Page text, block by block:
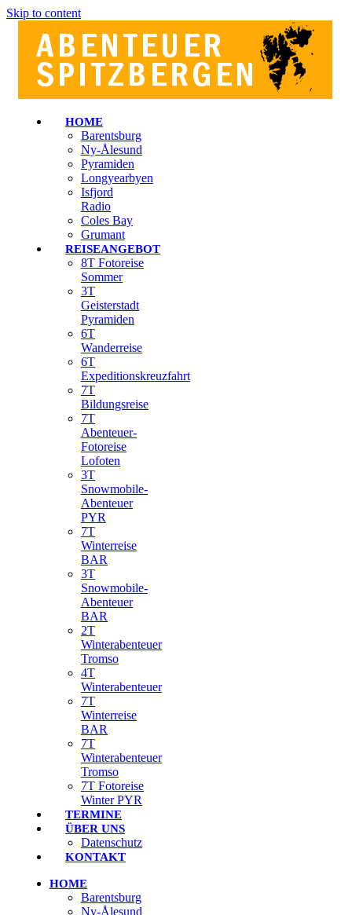
Skip to content
HOME
Barentsburg
Ny-Ålesund
Pyramiden
Longyearbyen
Isfjord
Radio
Coles Bay
Grumant
REISEANGEBOT
8T Fotoreise
Sommer
3T
Geisterstadt
Pyramiden
6T
Wanderreise
6T
Expeditionskreuzfahrt
7T
Bildungsreise
7T
Abenteuer-
Fotoreise
Lofoten
3T
Snowmobile-
Abenteuer
PYR
7T
Winterreise
BAR
3T
Snowmobile-
Abenteuer
BAR
2T
Winterabenteuer
Tromso
4T
Winterabenteuer
7T
Winterreise
BAR
7T
Winterabenteuer
Tromso
7T Fotoreise
Winter PYR
TERMINE
ÜBER UNS
Datenschutz
KONTAKT
HOME
Barentsburg
Ny-Ålesund